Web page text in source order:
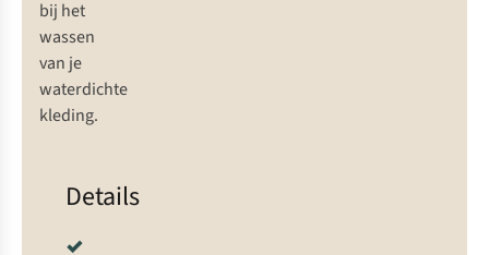
bij het
wassen
van je
waterdichte
kleding.
Details